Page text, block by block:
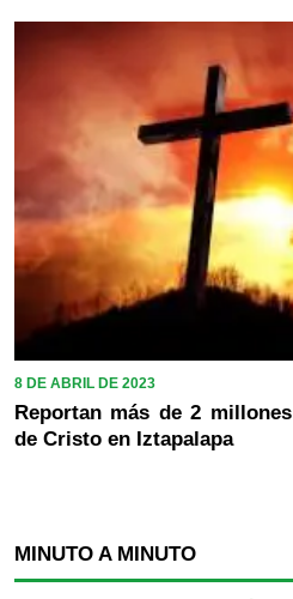
8 DE ABRIL DE 2023
Reportan más de 2
de Cristo en Iztapalapa
MINUTO A MINUTO